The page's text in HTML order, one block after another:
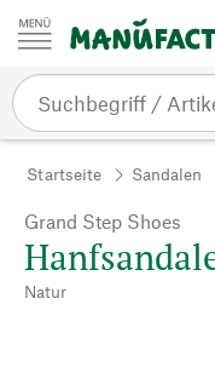
Zum Inhalt springen
Startseite Sandalen
Grand Step Shoes
Natur